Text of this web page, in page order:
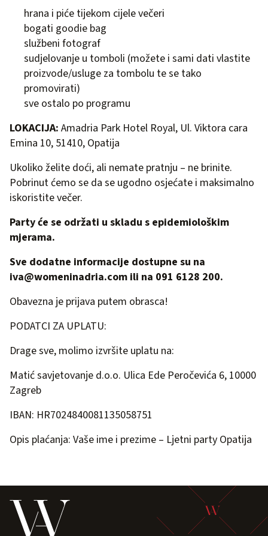
hrana i piće tijekom cijele večeri
bogati goodie bag
službeni fotograf
sudjelovanje u tomboli (možete i sami dati vlastite
proizvode/usluge za tombolu te se tako
promovirati)
sve ostalo po programu
LOKACIJA: Amadria Park Hotel Royal, Ul. Viktora cara
Emina 10, 51410, Opatija
Ukoliko želite doći, ali nemate pratnju – ne brinite.
Pobrinut ćemo se da se ugodno osjećate i maksimalno
iskoristite večer.
Party će se održati u skladu s epidemiološkim
mjerama.
Sve dodatne informacije dostupne su na
iva@womeninadria.com ili na 091 6128 200.
Obavezna je prijava putem obrasca!
PODATCI ZA UPLATU:
Drage sve, molimo izvršite uplatu na:
Matić savjetovanje d.o.o. Ulica Ede Peročevića 6, 10000
Zagreb
IBAN: HR7024840081135058751
Opis plaćanja: Vaše ime i prezime – Ljetni party Opatija